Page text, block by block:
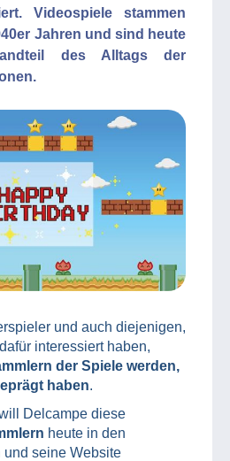
Videospiele stammen
Jahren und sind heute
des Alltags der
und auch diejenigen,
interessiert haben,
der Spiele werden,
haben.
Delcampe diese
heute in den
und seine Website